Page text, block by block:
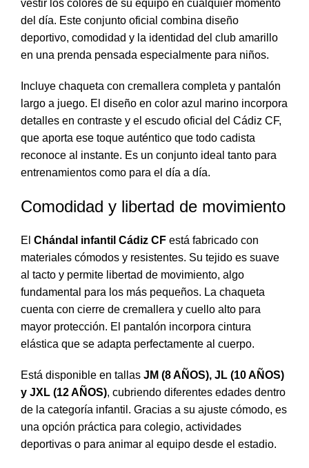
vestir los colores de su equipo en cualquier momento
del día. Este conjunto oficial combina diseño
deportivo, comodidad y la identidad del club amarillo
en una prenda pensada especialmente para niños.
Incluye chaqueta con cremallera completa y pantalón
largo a juego. El diseño en color azul marino incorpora
detalles en contraste y el escudo oficial del Cádiz CF,
que aporta ese toque auténtico que todo cadista
reconoce al instante. Es un conjunto ideal tanto para
entrenamientos como para el día a día.
Comodidad y libertad de movimiento
El Chándal infantil Cádiz CF está fabricado con
materiales cómodos y resistentes. Su tejido es suave
al tacto y permite libertad de movimiento, algo
fundamental para los más pequeños. La chaqueta
cuenta con cierre de cremallera y cuello alto para
mayor protección. El pantalón incorpora cintura
elástica que se adapta perfectamente al cuerpo.
Está disponible en tallas JM (8 AÑOS), JL (10 AÑOS)
y JXL (12 AÑOS), cubriendo diferentes edades dentro
de la categoría infantil. Gracias a su ajuste cómodo, es
una opción práctica para colegio, actividades
deportivas o para animar al equipo desde el estadio.